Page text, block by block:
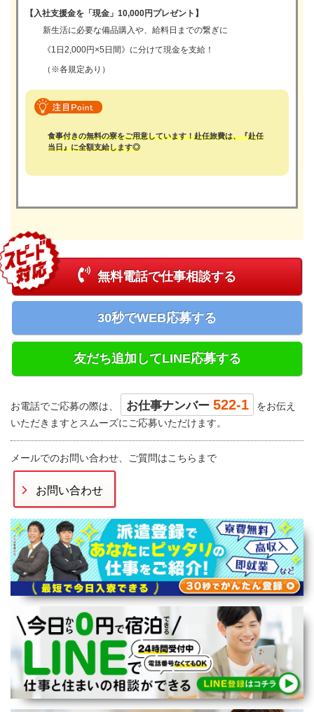
【入社支援金を「現金」10,000円プレゼント】
新生活に必要な備品購入や、給料日までの繋ぎに
《1日2,000円×5日間》に分けて現金を支給！
（※各規定あり）
食事付きの無料の寮をご用意しています！赴任旅費は、『赴任
当日』に全額支給します◎
無料電話で仕事相談する
30秒でWEB応募する
友だち追加してLINE応募する
お電話でご応募の際は、 お仕事ナンバー 522-1
をお伝え
いただきますとスムーズにご応募いただけます。
メールでのお問い合わせ、ご質問はこちらまで
お問い合わせ